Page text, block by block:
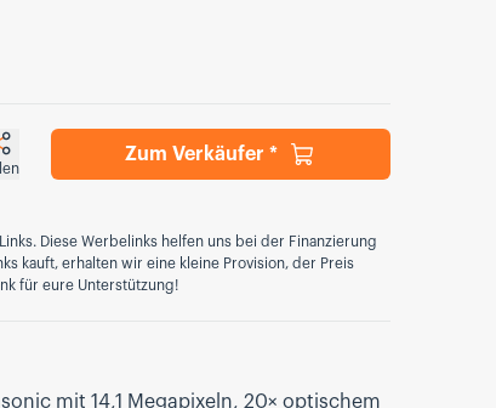
Zum Verkäufer *
Diese Werbelinks helfen uns bei der Finanzierung
kauft, erhalten wir eine kleine Provision, der Preis
für eure Unterstützung!
mit 14,1 Megapixeln, 20× optischem